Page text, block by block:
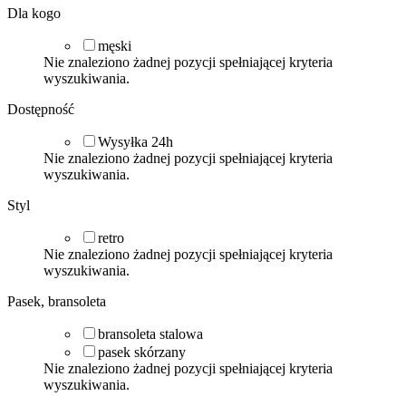
Dla kogo
męski
Nie znaleziono żadnej pozycji spełniającej kryteria
wyszukiwania.
Dostępność
Wysyłka 24h
Nie znaleziono żadnej pozycji spełniającej kryteria
wyszukiwania.
Styl
retro
Nie znaleziono żadnej pozycji spełniającej kryteria
wyszukiwania.
Pasek, bransoleta
bransoleta stalowa
pasek skórzany
Nie znaleziono żadnej pozycji spełniającej kryteria
wyszukiwania.